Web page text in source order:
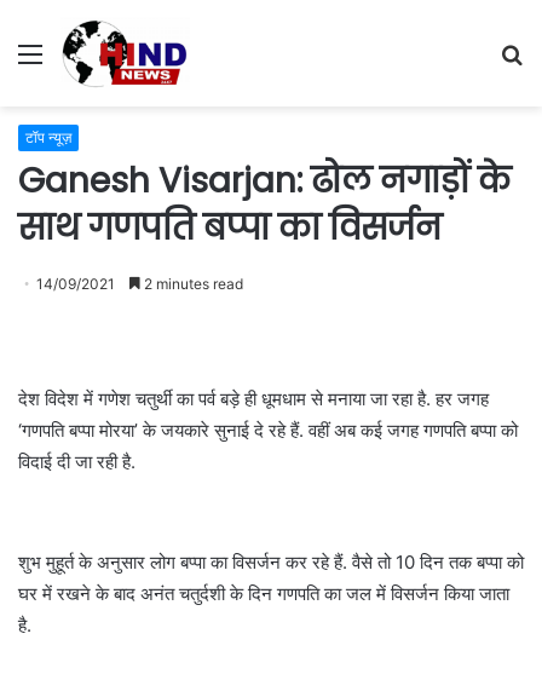
Menu
टॉप न्यूज़
Ganesh Visarjan: ढोल नगाड़ों के
साथ गणपति बप्पा का विसर्जन
14/09/2021 2 minutes read
देश विदेश में गणेश चतुर्थी का पर्व बड़े ही धूमधाम से मनाया जा रहा है. हर जगह
‘गणपति बप्पा मोरया’ के जयकारे सुनाई दे रहे हैं. वहीं अब कई जगह गणपति बप्पा को
विदाई दी जा रही है.
शुभ मुहूर्त के अनुसार लोग बप्पा का विसर्जन कर रहे हैं. वैसे तो 10 दिन तक बप्पा को
घर में रखने के बाद अनंत चतुर्दशी के दिन गणपति का जल में विसर्जन किया जाता
है.